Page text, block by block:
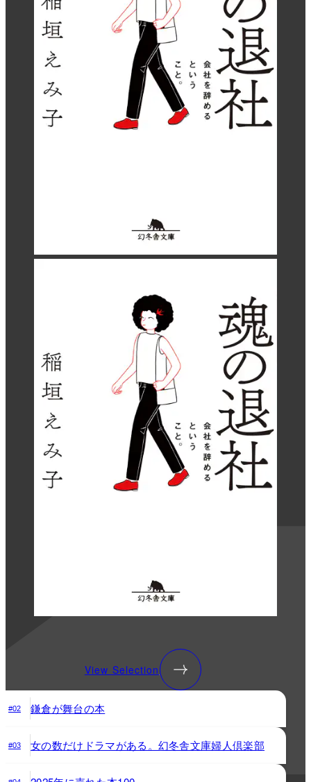
View Selection
#02 鎌倉が舞台の本
#03 女の数だけドラマがある。幻冬舎文庫婦人倶楽部